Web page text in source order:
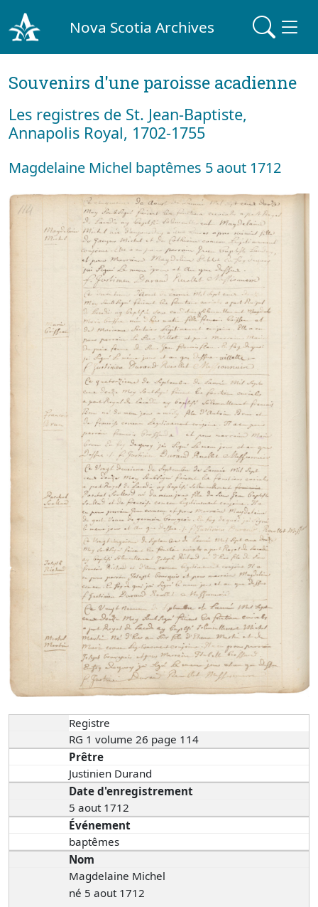
Nova Scotia Archives
Souvenirs d'une paroisse acadienne
Les registres de St. Jean-Baptiste,
Annapolis Royal, 1702-1755
Magdelaine Michel baptêmes 5 aout 1712
Registre
RG 1 volume 26 page 114
Prêtre
Justinien Durand
Date d'enregistrement
5 aout 1712
Événement
baptêmes
Nom
Magdelaine Michel
né 5 aout 1712